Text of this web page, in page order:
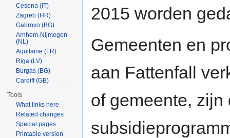
2015 worden
Gemeenten en
aan Fattenfall
of gemeente,
Cesena (IT)
Zagreb (HR)
Gabrovo (BG)
Arnhem-Nijmegen
(NL)
Aquitaine (FR)
Riga (LV)
Burgas (BG)
Cardiff (GB)
Tools
What links here
Related changes
Special pages
Printable version